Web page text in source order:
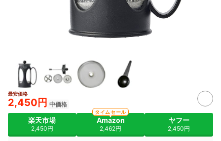
最安価格
2,450円 中価格
楽天市場
2,450円
Amazon
2,462円
タイムセール
ヤフー
2,450円